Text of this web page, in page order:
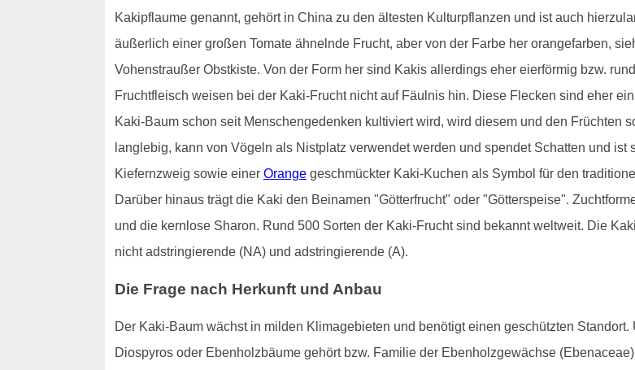
Kakipflaume genannt, gehört in China zu den ältesten Kulturpflanzen und ist auch
äußerlich einer großen Tomate ähnelnde Frucht, aber von der Farbe her orangefarben,
Vohenstraußer Obstkiste. Von der Form her sind Kakis allerdings eher eierförmig bzw.
Fruchtfleisch weisen bei der Kaki-Frucht nicht auf Fäulnis hin. Diese Flecken sind eher
Kaki-Baum schon seit Menschengedenken kultiviert wird, wird diesem und den Früchten
langlebig, kann von Vögeln als Nistplatz verwendet werden und spendet Schatten und
Kiefernzweig sowie einer Orangegeschmückter Kaki-Kuchen als Symbol für den
Darüber hinaus trägt die Kaki den Beinamen "Götterfrucht" oder "Götterspeise".
und die kernlose Sharon. Rund 500 Sorten der Kaki-Frucht sind bekannt weltweit. Die
nicht adstringierende (NA) und adstringierende (A).
Die Frage nach Herkunft und Anbau
Der Kaki-Baum wächst in milden Klimagebieten und benötigt einen geschützten
Diospyros oder Ebenholzbäume gehört bzw. Familie der Ebenholzgewächse